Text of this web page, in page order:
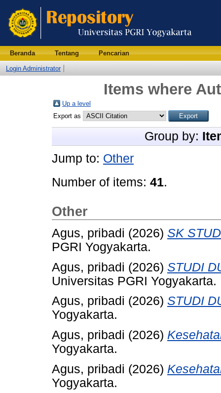
Beranda Tentang Pencarian
Login Administrator
Items where
Up a level
Export as
Group by:
Jump to: Other
Number of items: 41.
Other
Agus, pribadi (2026) SK
PGRI Yogyakarta.
Agus, pribadi (2026) STUDI
Universitas PGRI Yogyakarta.
Agus, pribadi (2026) STUDI
Yogyakarta.
Agus, pribadi (2026)
Yogyakarta.
Agus, pribadi (2026)
Yogyakarta.